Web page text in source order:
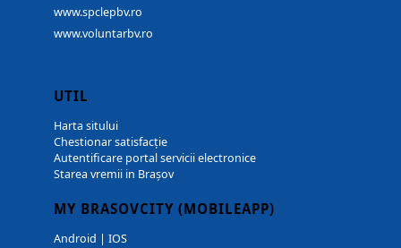
www.spclepbv.ro
www.voluntarbv.ro
UTIL
Harta sitului
Chestionar satisfacție
Autentificare portal servicii electronice
Starea vremii in Brașov
MY BRASOVCITY (MOBILEAPP)
Android | IOS